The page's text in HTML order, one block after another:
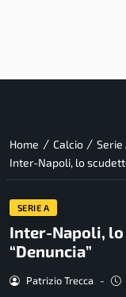
Home / Calcio / Serie
Inter-Napoli, lo
SERIE A
Inter-Napoli,
“Denuncia”
Patrizio Trecca -